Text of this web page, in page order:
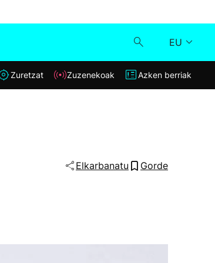
EU
Klisk
Zuretzat Zuzenekoak Azken berriak
Elkarbanatu Gorde